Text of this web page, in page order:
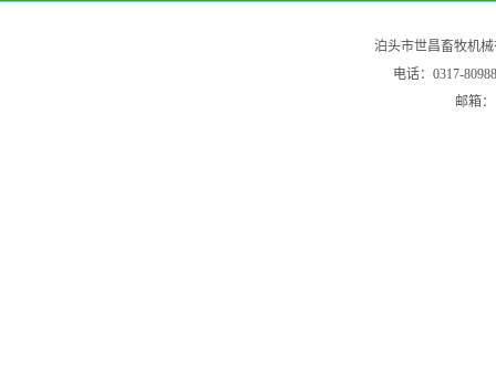
泊头市世昌畜牧机
电话：0317-
邮箱